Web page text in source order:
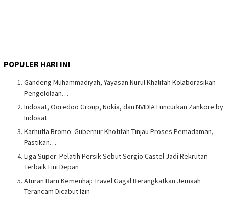
POPULER HARI INI
Gandeng Muhammadiyah, Yayasan Nurul Khalifah Kolaborasikan
Pengelolaan…
Indosat, Ooredoo Group, Nokia, dan NVIDIA Luncurkan Zankore by
Indosat
Karhutla Bromo: Gubernur Khofifah Tinjau Proses Pemadaman,
Pastikan…
Liga Super: Pelatih Persik Sebut Sergio Castel Jadi Rekrutan
Terbaik Lini Depan
Aturan Baru Kemenhaj: Travel Gagal Berangkatkan Jemaah
Terancam Dicabut Izin